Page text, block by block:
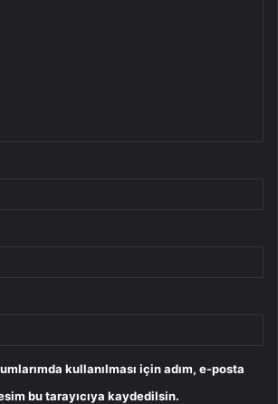
kullanılması için adım, e-posta
bu tarayıcıya kaydedilsin.